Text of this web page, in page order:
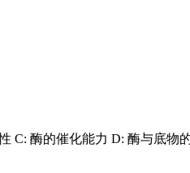
C: 酶的催化能力 D: 酶与底物